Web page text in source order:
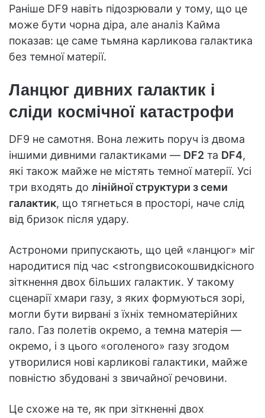
Раніше DF9 навіть підозрювали у тому, що це
може бути чорна діра, але аналіз Кайма
показав: це саме тьмяна карликова галактика
без темної матерії.
Ланцюг дивних галактик і
сліди космічної катастрофи
DF9 не самотня. Вона лежить поруч із двома
іншими дивними галактиками — DF2 та DF4,
які також майже не містять темної матерії. Усі
три входять до лінійної структури з семи
галактик, що тягнеться в просторі, наче слід
від бризок після удару.
Астрономи припускають, що цей «ланцюг» міг
народитися під час <strongвисокошвидкісного
зіткнення двох більших галактик. У такому
сценарії хмари газу, з яких формуються зорі,
могли бути вирвані з їхніх темноматерійних
гало. Газ полетів окремо, а темна матерія —
окремо, і з цього «оголеного» газу згодом
утворилися нові карликові галактики, майже
повністю збудовані з звичайної речовини.
Це схоже на те, як при зіткненні двох